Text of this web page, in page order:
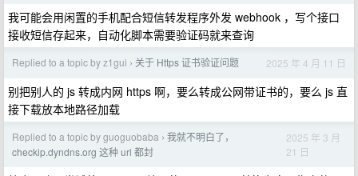
我可能会用闲置的手机配合短信转发程序外发 webhook ，写个接口
接收短信存起来，自动化脚本需要验证码就来查询
Replied to a topic by z1gui › 关于 Https 证书验证问题 2025 年 4 月 11 日
别把别人的 js 转成内网 https 啊，要么转成公网带证书的，要么 js 直
接下载放本地路径加载
Replied to a topic by guoguobaba › 我就不明白了，
checkip.dyndns.org 这种 url 都封
2025 年 3 月
21 日